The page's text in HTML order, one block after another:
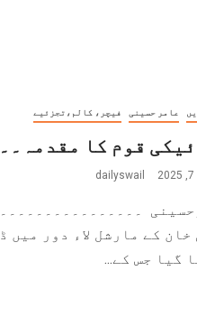
عامر حسینی فیچر، کالم،تجزئیے
قوم کا
dailyswail
گیا جس کے...